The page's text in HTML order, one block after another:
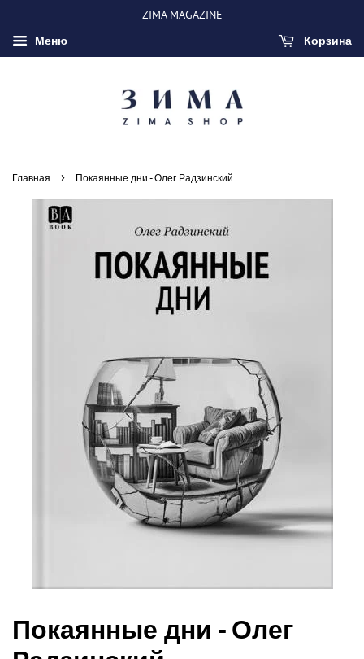
ZIMA MAGAZINE
Меню
Корзина
Главная › Покаянные дни - Олег Радзинский
Покаянные дни - Олег